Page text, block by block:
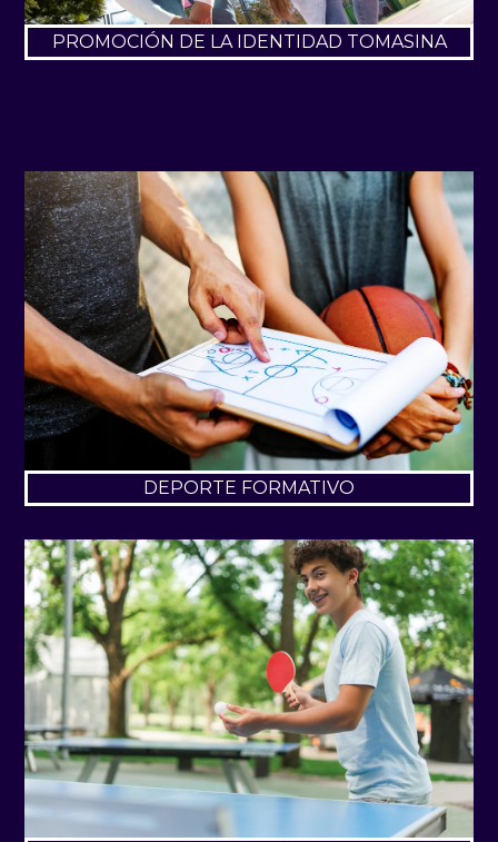
PROMOCIÓN DE LA IDENTIDAD TOMASINA
DEPORTE FORMATIVO